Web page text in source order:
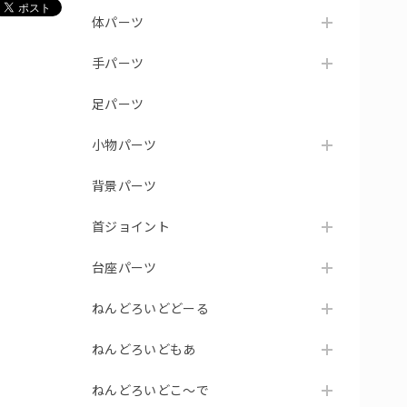
体パーツ
手パーツ
足パーツ
小物パーツ
背景パーツ
首ジョイント
台座パーツ
ねんどろいどどーる
ねんどろいどもあ
ねんどろいどこ～で